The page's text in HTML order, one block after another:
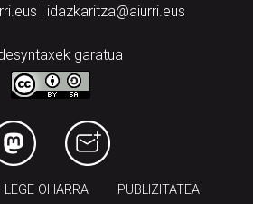
| idazkaritza@aiurri.eus
garatua
LEGE OHARRA PUBLIZITATEA